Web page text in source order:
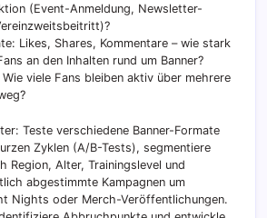
(Event-Anmeldung, Newsletter-
Likes, Shares, Kommentare – wie stark
an den Inhalten rund um Banner?
viele Fans bleiben aktiv über mehrere
Teste verschiedene Banner-Formate
Zyklen (A/B-Tests), segmentiere
Region, Alter, Trainingslevel und
abgestimmte Kampagnen um
Nights oder Merch-Veröffentlichungen.